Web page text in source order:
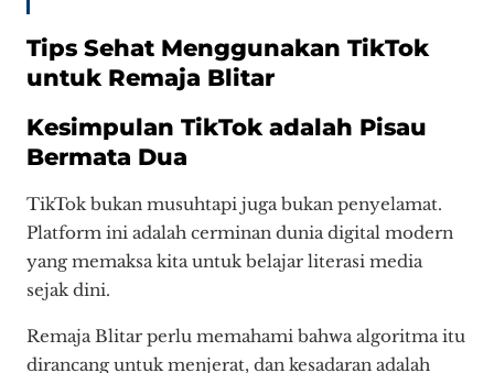
Tips Sehat Menggunakan TikTok
untuk Remaja Blitar
Kesimpulan TikTok adalah Pisau
Bermata Dua
TikTok bukan musuhtapi juga bukan penyelamat.
Platform ini adalah cerminan dunia digital modern
yang memaksa kita untuk belajar literasi media
sejak dini.
Remaja Blitar perlu memahami bahwa algoritma itu
dirancang untuk menjerat, dan kesadaran adalah